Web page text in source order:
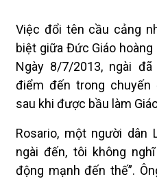
Việc đổi tên cầu cảng
biệt giữa Đức Giáo
Ngày 8/7/2013, ngài
điểm đến trong chuyến
sau khi được bầu làm
Rosario, một người dân
ngài đến, tôi không
động mạnh đến thế”.